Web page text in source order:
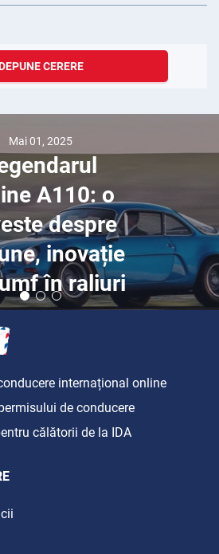
CERERE
Mai 01, 2025
A110: o
despre
inovație
în raliuri
internațional online
de conducere
călătorii de la IDA